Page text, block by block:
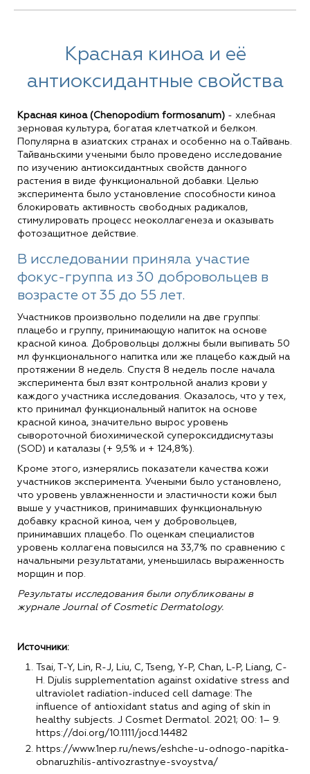
Красная киноа и её
антиоксидантные свойства
Красная киноа (Chenopodium formosanum) - хлебная
зерновая культура, богатая клетчаткой и белком.
Популярна в азиатских странах и особенно на о.Тайвань.
Тайваньскими учеными было проведено исследование
по изучению антиоксидантных свойств данного
растения в виде функциональной добавки. Целью
эксперимента было установление способности киноа
блокировать активность свободных радикалов,
стимулировать процесс неоколлагенеза и оказывать
фотозащитное действие.
В исследовании приняла участие
фокус-группа из 30 добровольцев в
возрасте от 35 до 55 лет.
Участников произвольно поделили на две группы:
плацебо и группу, принимающую напиток на основе
красной киноа. Добровольцы должны были выпивать 50
мл функционального напитка или же плацебо каждый на
протяжении 8 недель. Спустя 8 недель после начала
эксперимента был взят контрольной анализ крови у
каждого участника исследования. Оказалось, что у тех,
кто принимал функциональный напиток на основе
красной киноа, значительно вырос уровень
сывороточной биохимической супероксиддисмутазы
(SOD) и каталазы (+ 9,5% и + 124,8%).
Кроме этого, измерялись показатели качества кожи
участников эксперимента. Учеными было установлено,
что уровень увлажненности и эластичности кожи был
выше у участников, принимавших функциональную
добавку красной киноа, чем у добровольцев,
принимавших плацебо. По оценкам специалистов
уровень коллагена повысился на 33,7% по сравнению с
начальными результатами, уменьшилась выраженность
морщин и пор.
Результаты исследования были опубликованы в
журнале Journal of Cosmetic Dermatology.
Источники:
Tsai, T-Y, Lin, R-J, Liu, C, Tseng, Y-P, Chan, L-P, Liang, C-
H. Djulis supplementation against oxidative stress and
ultraviolet radiation-induced cell damage: The
influence of antioxidant status and aging of skin in
healthy subjects. J Cosmet Dermatol. 2021; 00: 1– 9.
https://doi.org/10.1111/jocd.14482
https://www.1nep.ru/news/eshche-u-odnogo-napitka-
obnaruzhilis-antivozrastnye-svoystva/